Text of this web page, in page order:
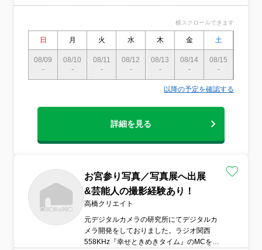
間外の予約も相談可 ※撮影は主に土日
影にご対応致します●作業前日、または当日
に電話で連絡いたします
横スクロールできます
日 月 火 水 木 金 土
08/09
-
08/10
-
08/11
-
08/12
-
08/13
-
08/14
-
08/15
-
以降の予定を確認する
詳細を見る
お宮参り写真／写真展へ出展
&芸能人の撮影経験あり！
高橋クリエイト
元デジタルカメラの研究所にてデジタルカ
メラ開発をしておりました。ラジオ関西
558KHz『幸せときめきタイム』のMCを務